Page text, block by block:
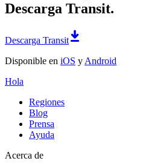
Descarga Transit.
Descarga Transit
Disponible en iOS y Android
Hola
Regiones
Blog
Prensa
Ayuda
Acerca de